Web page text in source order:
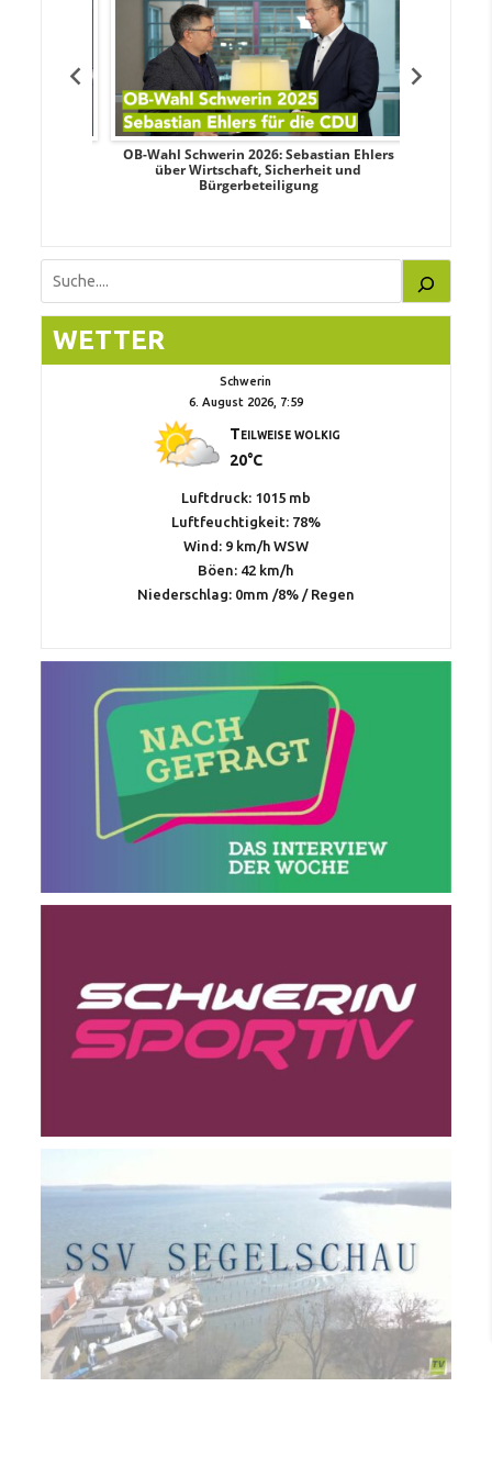
OB-Wahl Schwerin 2026: Sebastian Ehlers
über Wirtschaft, Sicherheit und
Bürgerbeteiligung
Suchen
WETTER
Schwerin
6. August 2026, 7:59
Teilweise wolkig
20°C
Luftdruck: 1015 mb
Luftfeuchtigkeit: 78%
Wind: 9 km/h WSW
Böen: 42 km/h
Niederschlag: 0mm /8%/ Regen